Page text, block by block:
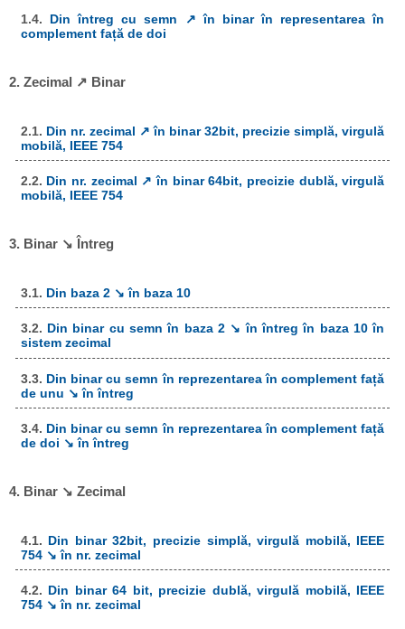
1.4. Din întreg cu semn ↗ în binar în representarea în
complement față de doi
2. Zecimal ↗ Binar
2.1. Din nr. zecimal ↗ în binar 32bit, precizie simplă, virgulă
mobilă, IEEE 754
2.2. Din nr. zecimal ↗ în binar 64bit, precizie dublă, virgulă
mobilă, IEEE 754
3. Binar ↘ Întreg
3.1. Din baza 2 ↘ în baza 10
3.2. Din binar cu semn în baza 2 ↘ în întreg în baza 10 în
sistem zecimal
3.3. Din binar cu semn în reprezentarea în complement față
de unu ↘ în întreg
3.4. Din binar cu semn în reprezentarea în complement față
de doi ↘ în întreg
4. Binar ↘ Zecimal
4.1. Din binar 32bit, precizie simplă, virgulă mobilă, IEEE
754 ↘ în nr. zecimal
4.2. Din binar 64 bit, precizie dublă, virgulă mobilă, IEEE
754 ↘ în nr. zecimal